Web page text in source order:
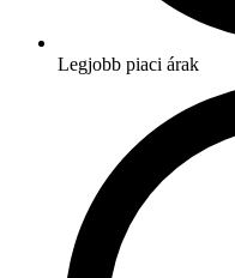
Legjobb piaci árak